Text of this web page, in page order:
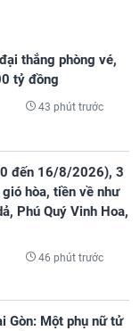
thắng phòng vé,
tỷ đồng
43 phút trước
đến 16/8/2026), 3
hòa, tiền về như
Phú Quý Vinh Hoa,
46 phút trước
Gòn: Một phụ nữ tử